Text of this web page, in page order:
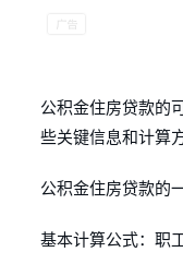
公积金住房贷款的
些关键信息和计算
公积金住房贷款的
基本计算公式：职